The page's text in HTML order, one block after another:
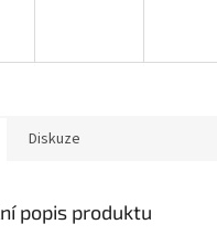
Diskuze
popis produktu